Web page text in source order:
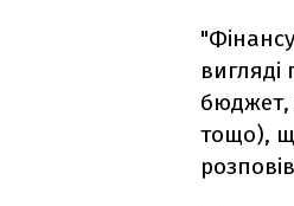
вигляді
бюджет,
тощо),